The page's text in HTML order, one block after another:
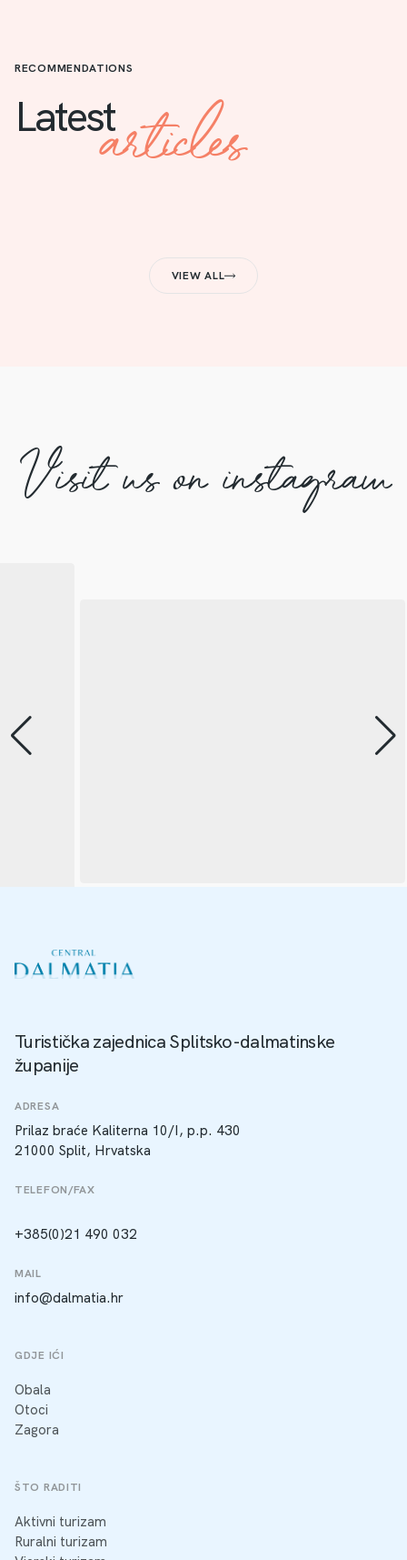
RECOMMENDATIONS
Latestarticles
VIEW ALL
Visit us on instagram
Turistička zajednica Splitsko-dalmatinske
županije
ADRESA
Prilaz braće Kaliterna 10/I, p.p. 430
21000 Split, Hrvatska
TELEFON/FAX
+385(0)21 490 032
MAIL
info@dalmatia.hr
GDJE IĆI
Obala
Otoci
Zagora
ŠTO RADITI
Aktivni turizam
Ruralni turizam